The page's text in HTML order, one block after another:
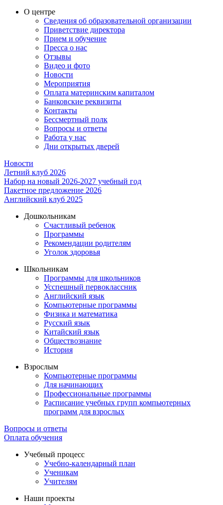
О центре
Сведения об образовательной организации
Приветствие директора
Прием и обучение
Пресса о нас
Отзывы
Видео и фото
Новости
Мероприятия
Оплата материнским капиталом
Банковские реквизиты
Контакты
Бессмертный полк
Вопросы и ответы
Работа у нас
Дни открытых дверей
Новости
Летний клуб 2026
Набор на новый 2026-2027 учебный год
Пакетное предложение 2026
Английский клуб 2025
Дошкольникам
Счастливый ребенок
Программы
Рекомендации родителям
Уголок здоровья
Школьникам
Программы для школьников
Усспешный первоклассник
Английский язык
Компьютерные программы
Физика и математика
Русский язык
Китайский язык
Обществознание
История
Взрослым
Компьютерные программы
Для начинающих
Профессиональные программы
Расписание учебных групп компьютерных
программ для взрослых
Вопросы и ответы
Оплата обучения
Учебный процесс
Учебно-календарный план
Ученикам
Учителям
Наши проекты